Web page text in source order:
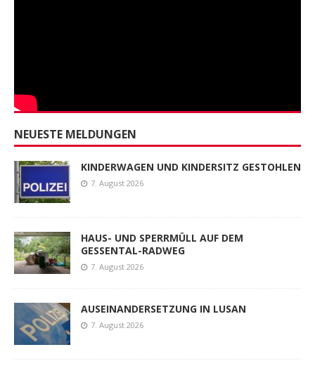
NEUESTE MELDUNGEN
KINDERWAGEN UND KINDERSITZ GESTOHLEN
7. August 2026
HAUS- UND SPERRMÜLL AUF DEM
GESSENTAL-RADWEG
7. August 2026
AUSEINANDERSETZUNG IN LUSAN
7. August 2026